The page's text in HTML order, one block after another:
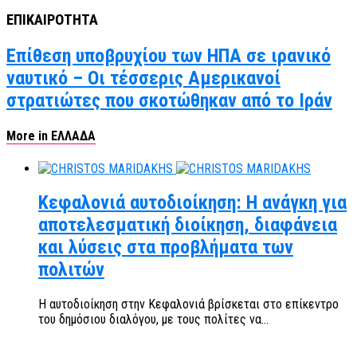
ΕΠΙΚΑΙΡΟΤΗΤΑ
Επίθεση υποβρυχίου των ΗΠΑ σε ιρανικό
ναυτικό – Οι τέσσερις Αμερικανοί
στρατιώτες που σκοτώθηκαν από το Ιράν
More in ΕΛΛΑΔΑ
Κεφαλονιά αυτοδιοίκηση: Η ανάγκη για
αποτελεσματική διοίκηση, διαφάνεια
και λύσεις στα προβλήματα των
πολιτών
Η αυτοδιοίκηση στην Κεφαλονιά βρίσκεται στο επίκεντρο
του δημόσιου διαλόγου, με τους πολίτες να...